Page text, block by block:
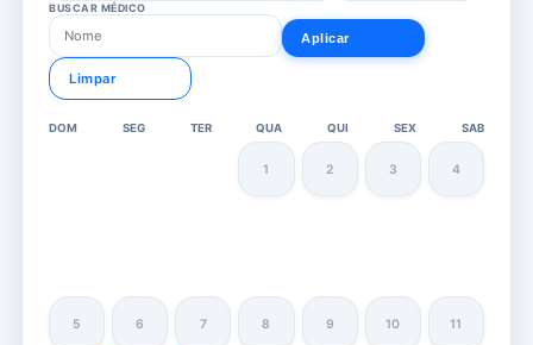
BUSCAR MÉDICO
Aplicar
Limpar
DOM SEG TER QUA QUI SEX SAB
1 2 3 4
5 6 7 8 9 10 11